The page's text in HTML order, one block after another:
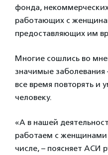
фонда,
работающих с
предоставляющих им
Многие сошлись во
значимые заболевания
все время повторять и
человеку.
«А в нашей
работаем с женщинами
числе, – поясняет АСИ